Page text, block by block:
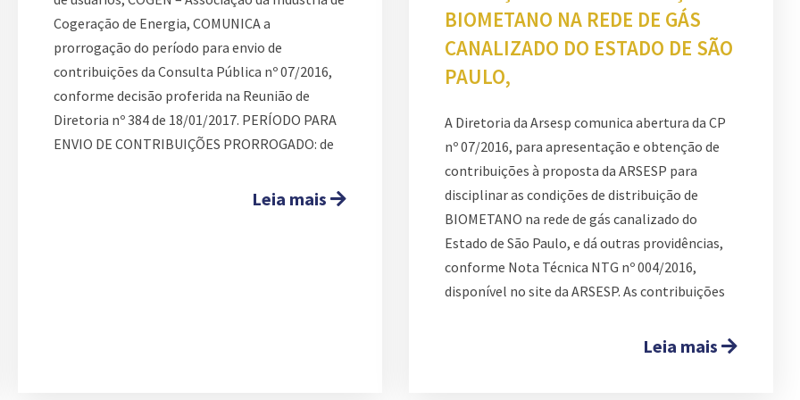
Cogeração de Energia, COMUNICA a
prorrogação do período para envio de
contribuições da Consulta Pública nº 07/2016,
conforme decisão proferida na Reunião de
Diretoria nº 384 de 18/01/2017. PERÍODO PARA
ENVIO DE CONTRIBUIÇÕES PRORROGADO: de
Leia mais
BIOMETANO NA REDE DE GÁS
CANALIZADO DO ESTADO DE SÃO
PAULO,
A Diretoria da Arsesp comunica abertura da CP
nº 07/2016, para apresentação e obtenção de
contribuições à proposta da ARSESP para
disciplinar as condições de distribuição de
BIOMETANO na rede de gás canalizado do
Estado de São Paulo, e dá outras providências,
conforme Nota Técnica NTG nº 004/2016,
disponível no site da ARSESP. As contribuições
Leia mais